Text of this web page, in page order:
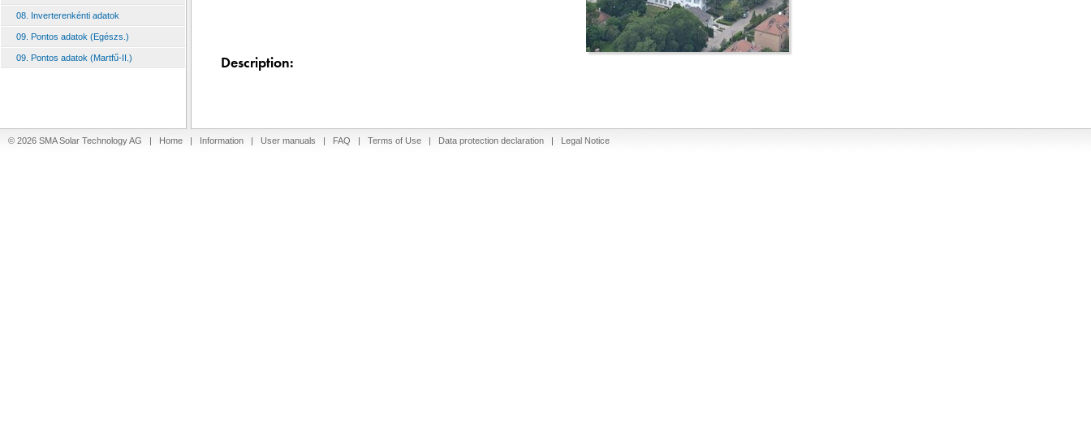
08. Inverterenkénti adatok
09. Pontos adatok (Egészs.)
09. Pontos adatok (Martfű-II.) Description:
© 2026 SMA Solar Technology AG | Home | Information | User manuals | FAQ | Terms of Use | Data protection declaration | Legal Notice